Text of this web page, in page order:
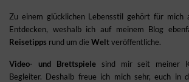
Zu einem glücklichen Lebensstil gehört für mich
Entdecken, weshalb ich auf meinem Blog
Reisetipps rund um die Weltveröffentliche.
Video- und Brettspielesind mir seit meiner
Begleiter. Deshalb freue ich mich sehr, euch in